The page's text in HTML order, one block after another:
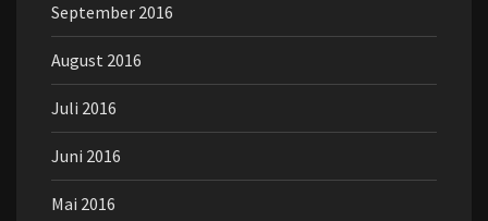
September 2016
August 2016
Juli 2016
Juni 2016
Mai 2016